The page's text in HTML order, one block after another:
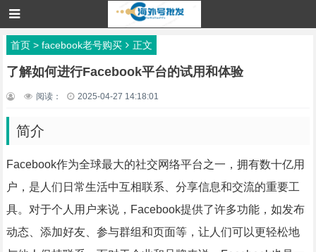
首页> facebook老号购买 正文
了解如何进行Facebook平台的试用和体验
阅读： 2025-04-27 14:18:01
简介
Facebook作为全球最大的社交网络平台之一，拥有数十亿用
户，是人们日常生活中互相联系、分享信息和交流的重要工
具。对于个人用户来说，Facebook提供了许多功能，如发布
动态、添加好友、参与群组和页面等，让人们可以更轻松地